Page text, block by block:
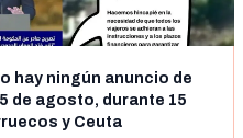
hay ningún anuncio de
de agosto, durante 15
y Ceuta